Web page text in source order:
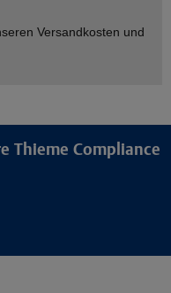
Versandkosten und
Thieme Compliance